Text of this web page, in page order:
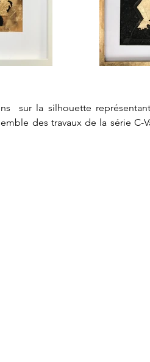
sur la silhouette
des travaux de la série C-